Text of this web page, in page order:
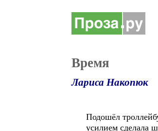
Время
Лариса Накопюк
Подошёл
усилием сделала